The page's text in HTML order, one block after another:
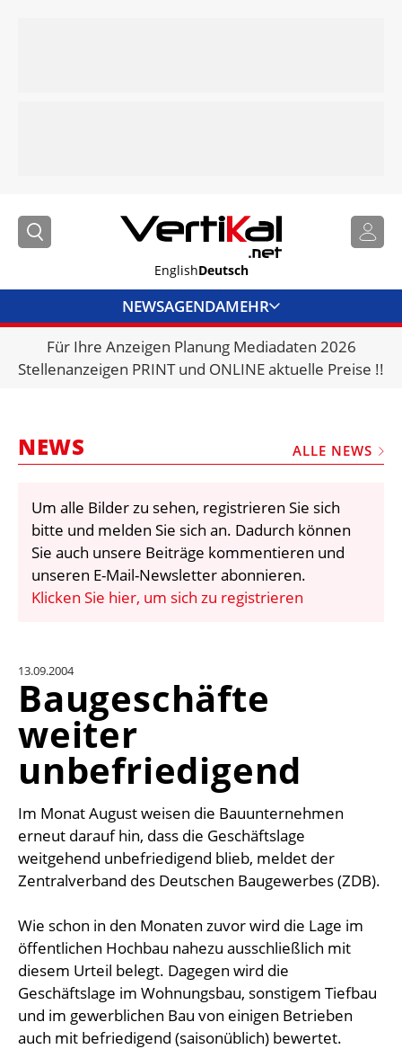
EnglishDeutsch
NEWSAGENDAMEHR
BRANCHENLINKS
VERMIETER
VIDEOS
BIBLIOTHEK
KRAN & BÜHNE
EINHEITENKONVERTER
KONTAKT
Für Ihre Anzeigen Planung Mediadaten 2026
Stellenanzeigen PRINT und ONLINE aktuelle Preise !!
NEWS ALLE NEWS
Um alle Bilder zu sehen, registrieren Sie sich
bitte und melden Sie sich an. Dadurch können
Sie auch unsere Beiträge kommentieren und
unseren E-Mail-Newsletter abonnieren.
Klicken Sie hier, um sich zu registrieren
13.09.2004
Baugeschäfte
weiter
unbefriedigend
Im Monat August weisen die Bauunternehmen
erneut darauf hin, dass die Geschäftslage
weitgehend unbefriedigend blieb, meldet der
Zentralverband des Deutschen Baugewerbes (ZDB).
Wie schon in den Monaten zuvor wird die Lage im
öffentlichen Hochbau nahezu ausschließlich mit
diesem Urteil belegt. Dagegen wird die
Geschäftslage im Wohnungsbau, sonstigem Tiefbau
und im gewerblichen Bau von einigen Betrieben
auch mit befriedigend (saisonüblich) bewertet.